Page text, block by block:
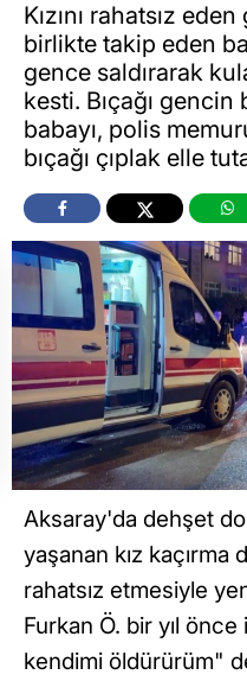
Kızını rahatsız
birlikte takip eden
gence saldırarak
kesti. Bıçağı gencin
babayı, polis
bıçağı çıplak elle
Aksaray'da dehşet
yaşanan kız kaçırma
rahatsız etmesiyle
Furkan Ö. bir yıl
kendimi öldürürüm"